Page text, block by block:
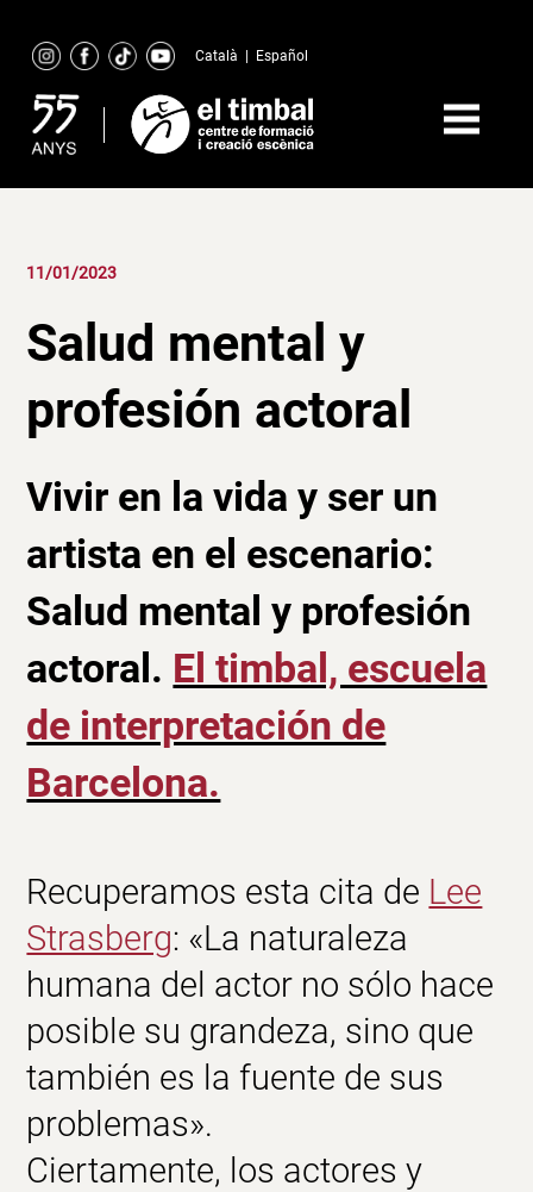
content
Català Español
11/01/2023
Salud mental y
profesión actoral
Vivir en la vida y ser un
artista en el escenario:
Salud mental y profesión
actoral. El timbal, escuela
de interpretación de
Barcelona.
Recuperamos esta cita de Lee
Strasberg: «La naturaleza
humana del actor no sólo hace
posible su grandeza, sino que
también es la fuente de sus
problemas».
Ciertamente, los actores y